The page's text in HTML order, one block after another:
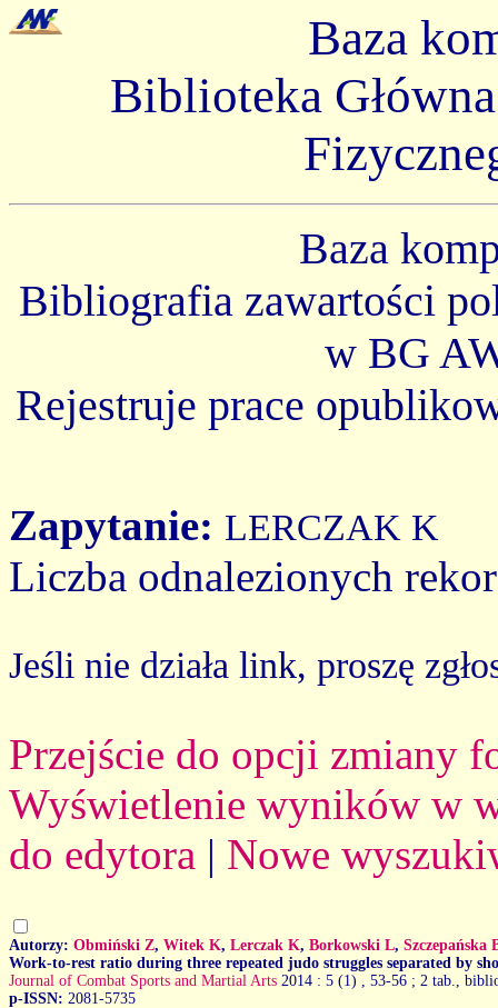
Baza
Biblioteka
Baza
Bibliografia zawartości
w BG
Rejestruje prace
Zapytanie: LERCZAK K
Liczba odnalezionych
Jeśli nie działa link, proszę
Przejście do opcji zmiany
Wyświetlenie wyników w
do edytora | Nowe
Autorzy: Obmiński Z, Witek K, Lerczak K, Borkowski L, Szczepańska
Work-to-rest ratio during three repeated judo struggles separated by
Journal of Combat Sports and Martial Arts 2014 : 5 (1)
, 53-56 ; 2 tab.,
p-ISSN: 2081-5735